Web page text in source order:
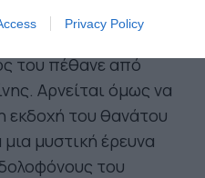
Privacy Policy
ο πολίτης
του πέθανε από
Αρνείται όμως να
εκδοχή του θανάτου
μια μυστική έρευνα
του